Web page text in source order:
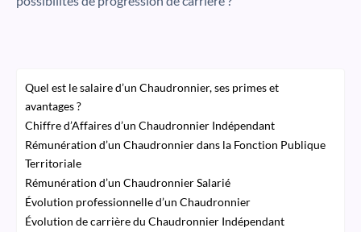
Quel est le salaire d’un Chaudronnier, ses primes et
avantages ?
Chiffre d’Affaires d’un Chaudronnier Indépendant
Rémunération d’un Chaudronnier dans la Fonction Publique
Territoriale
Rémunération d’un Chaudronnier Salarié
Évolution professionnelle d’un Chaudronnier
Évolution de carrière du Chaudronnier Indépendant